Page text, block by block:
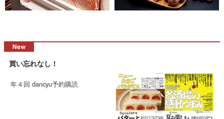
買い忘れなし！
年４回 dancyu予約購読